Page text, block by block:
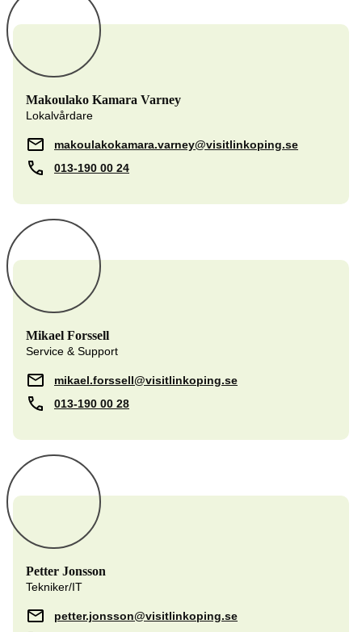
Makoulako Kamara Varney
Lokalvårdare
makoulakokamara.varney@visitlinkoping.se
013-190 00 24
Mikael Forssell
Service & Support
mikael.forssell@visitlinkoping.se
013-190 00 28
Petter Jonsson
Tekniker/IT
petter.jonsson@visitlinkoping.se